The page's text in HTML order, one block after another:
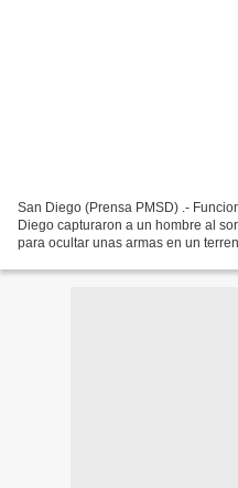
San Diego (Prensa PMSD) .-
Diego capturaron a un hombre al
para ocultar unas armas en un